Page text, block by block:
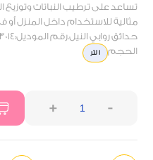
تساعد على ترطيب النباتات وتوزيع
مثالية للاستخدام داخل المنزل أو
حدائق روابي النيل.رقم الموديل:013014 (11)
الحجم
1 لتر
-
+